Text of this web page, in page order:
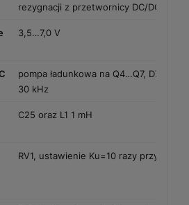
rezygnacji z przetwornicy DC/DC
3,5…7,0 V
pompa ładunkowa na Q4…Q7,
30 kHz
C25 oraz L1 1 mH
RV1, ustawienie Ku=10 razy przy